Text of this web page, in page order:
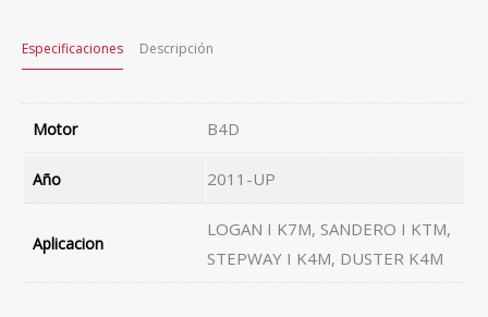
Especificaciones Descripción
Motor B4D
Año 2011-UP
Aplicacion
LOGAN I K7M, SANDERO I KTM,
STEPWAY I K4M, DUSTER K4M